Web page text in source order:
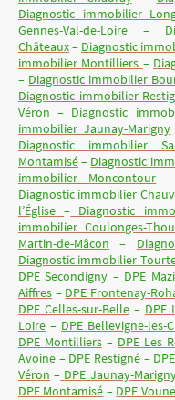
Diagnostic immobilier
Gennes-Val-de-Loire –
Châteaux– Diagnostic
immobilier Montilliers –
– Diagnostic immobilier
Diagnostic immobilier
Véron – Diagnostic
immobilier Jaunay-Marigny
Diagnostic immobilier
Montamisé– Diagnostic
immobilier Moncontour
Diagnostic immobilier
l’Église– Diagnostic
immobilier Coulonges-
Martin-de-Mâcon –
Diagnostic immobilier
DPE Secondigny – DPE
Aiffres – DPE Frontenay-
DPE Celles-sur-Belle – DPE
Loire – DPE Bellevigne-les-
DPE Montilliers – DPE Les
Avoine – DPE Restigné –
Véron – DPE Jaunay-
DPE Montamisé – DPE